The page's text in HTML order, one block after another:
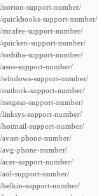
support-number/
support-number/
support-number/
support-number/
support-number/
support-number/
support-number/
outlook-support-number/
support-number/
support-number/
support-number/
phone-number/
phone-number/
support-number/
support-number/
belkin-support-number/